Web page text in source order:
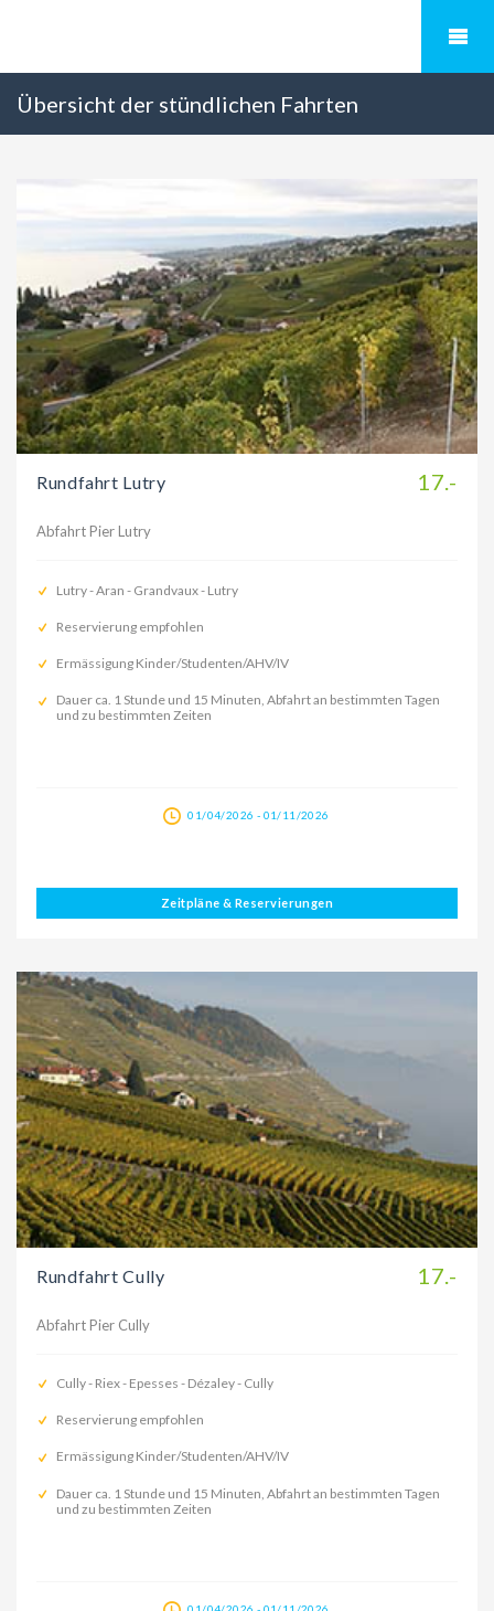
Übersicht der stündlichen Fahrten
17.-
Rundfahrt Lutry
Abfahrt Pier Lutry
Lutry - Aran - Grandvaux - Lutry
Reservierung empfohlen
Ermässigung Kinder/Studenten/AHV/IV
Dauer ca. 1 Stunde und 15 Minuten, Abfahrt an bestimmten Tagen
und zu bestimmten Zeiten
01/04/2026 - 01/11/2026
Zeitpläne & Reservierungen
17.-
Rundfahrt Cully
Abfahrt Pier Cully
Cully - Riex - Epesses - Dézaley - Cully
Reservierung empfohlen
Ermässigung Kinder/Studenten/AHV/IV
Dauer ca. 1 Stunde und 15 Minuten, Abfahrt an bestimmten Tagen
und zu bestimmten Zeiten
01/04/2026 - 01/11/2026